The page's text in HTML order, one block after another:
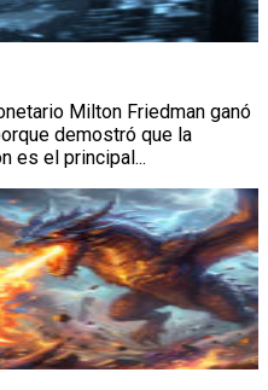
Milton Friedman ganó
demostró que la
es el principal...